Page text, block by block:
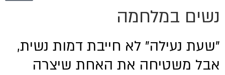
נשים במלחמה
"שעת נעילה" לא חייבת דמות נשית,
אבל משטיחה את האחת שיצרה